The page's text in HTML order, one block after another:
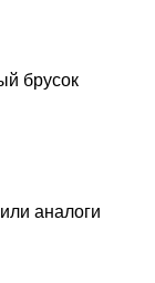
брусок
аналоги